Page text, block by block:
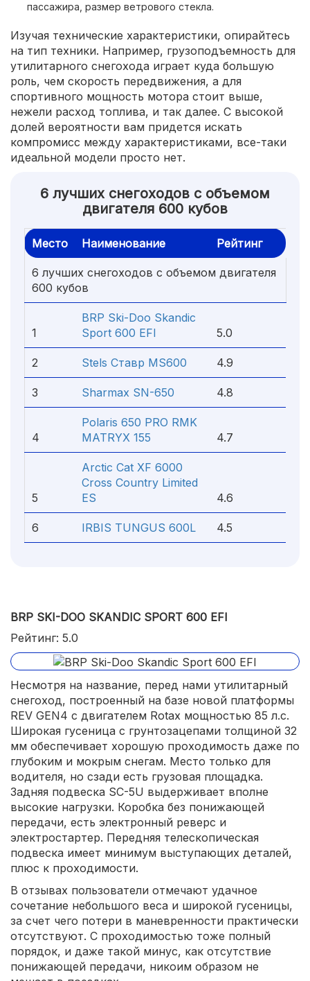
пассажира, размер ветрового стекла.
Изучая технические характеристики, опирайтесь
на тип техники. Например, грузоподъемность для
утилитарного снегохода играет куда большую
роль, чем скорость передвижения, а для
спортивного мощность мотора стоит выше,
нежели расход топлива, и так далее. С высокой
долей вероятности вам придется искать
компромисс между характеристиками, все-таки
идеальной модели просто нет.
6 лучших снегоходов с объемом
двигателя 600 кубов
Место Наименование Рейтинг
6 лучших снегоходов с объемом двигателя
600 кубов
1
BRP Ski-Doo Skandic
Sport 600 EFI
5.0
2 Stels Ставр MS600 4.9
3 Sharmax SN-650 4.8
4
Polaris 650 PRO RMK
MATRYX 155
4.7
5
Arctic Cat XF 6000
Cross Country Limited
ES
4.6
6 IRBIS TUNGUS 600L 4.5
BRP SKI-DOO SKANDIC SPORT 600 EFI
Рейтинг: 5.0
Несмотря на название, перед нами утилитарный
снегоход, построенный на базе новой платформы
REV GEN4 с двигателем Rotax мощностью 85 л.с.
Широкая гусеница с грунтозацепами толщиной 32
мм обеспечивает хорошую проходимость даже по
глубоким и мокрым снегам. Место только для
водителя, но сзади есть грузовая площадка.
Задняя подвеска SC-5U выдерживает вполне
высокие нагрузки. Коробка без понижающей
передачи, есть электронный реверс и
электростартер. Передняя телескопическая
подвеска имеет минимум выступающих деталей,
плюс к проходимости.
В отзывах пользователи отмечают удачное
сочетание небольшого веса и широкой гусеницы,
за счет чего потери в маневренности практически
отсутствуют. С проходимостью тоже полный
порядок, и даже такой минус, как отсутствие
понижающей передачи, никоим образом не